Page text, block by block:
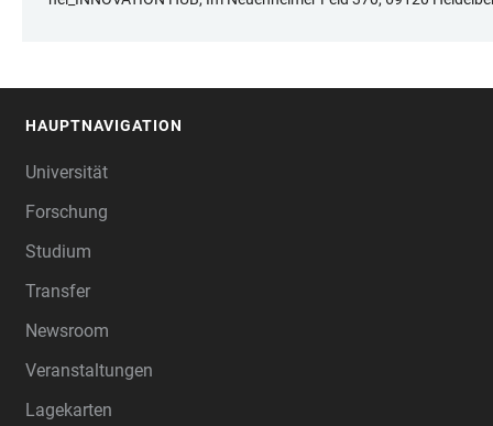
HAUPTNAVIGATION
Universität
Forschung
Studium
Transfer
Newsroom
Veranstaltungen
Lagekarten